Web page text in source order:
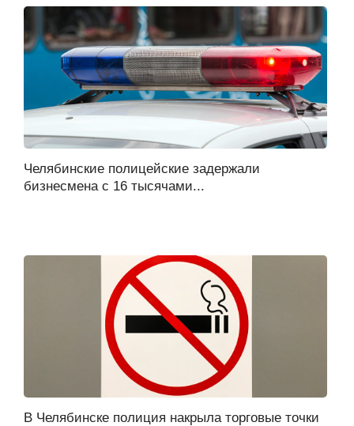
Челябинские полицейские задержали
бизнесмена с 16 тысячами...
В Челябинске полиция накрыла торговые точки